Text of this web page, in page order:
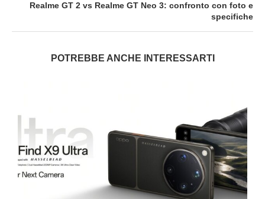
Realme GT 2 vs Realme GT Neo 3: confronto con foto e
specifiche
POTREBBE ANCHE INTERESSARTI